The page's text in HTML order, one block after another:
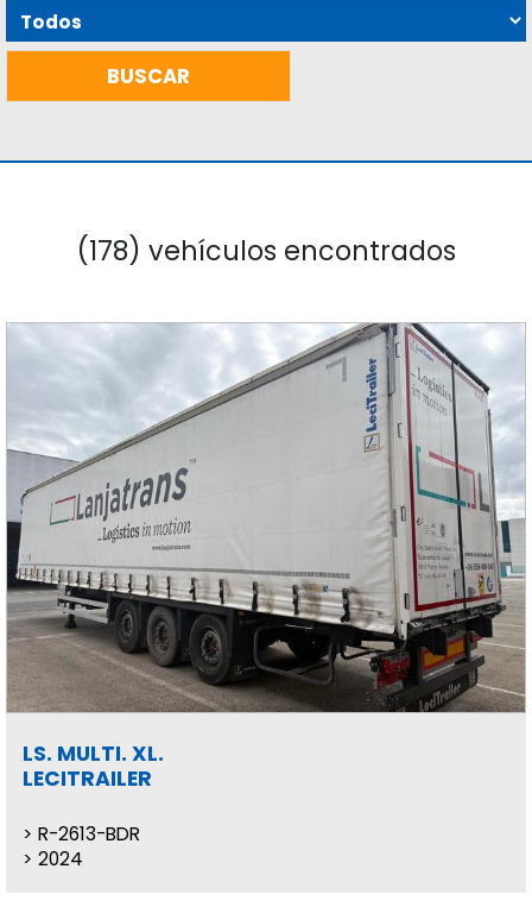
(178) vehículos encontrados
LS. MULTI. XL.
LECITRAILER
R-2613-BDR
2024